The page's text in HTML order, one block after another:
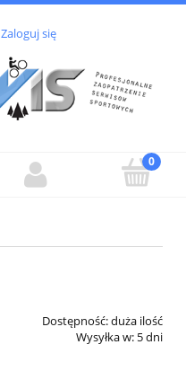
Zaloguj się
Dostępność:duża ilość
Wysyłka w: 5 dni